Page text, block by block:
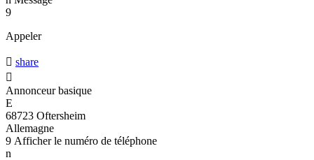
9
Appeler
 share

Annonceur basique
E
68723 Oftersheim
Allemagne
9 Afficher le numéro de téléphone
n